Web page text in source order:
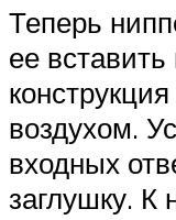
Теперь
ее
воздухом.
входных
заглушку. К